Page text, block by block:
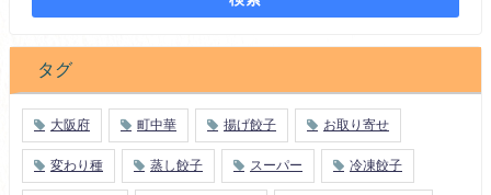
タグ
大阪府 町中華 揚げ餃子 お取り寄せ
変わり種 蒸し餃子 スーパー 冷凍餃子